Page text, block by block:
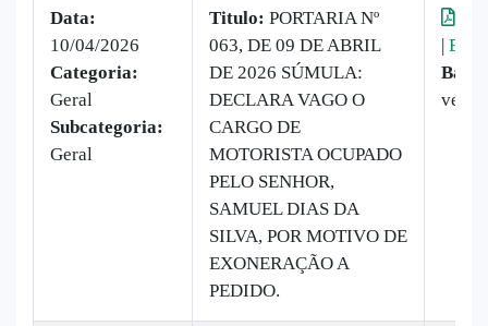
Data:
10/04/2026
Categoria:
Geral
Subcategoria:
Geral
Titulo: PORTARIA Nº
063, DE 09 DE ABRIL
DE 2026 SÚMULA:
DECLARA VAGO O
CARGO DE
MOTORISTA OCUPADO
PELO SENHOR,
SAMUEL DIAS DA
SILVA, POR MOTIVO DE
EXONERAÇÃO A
PEDIDO.
|
vezes